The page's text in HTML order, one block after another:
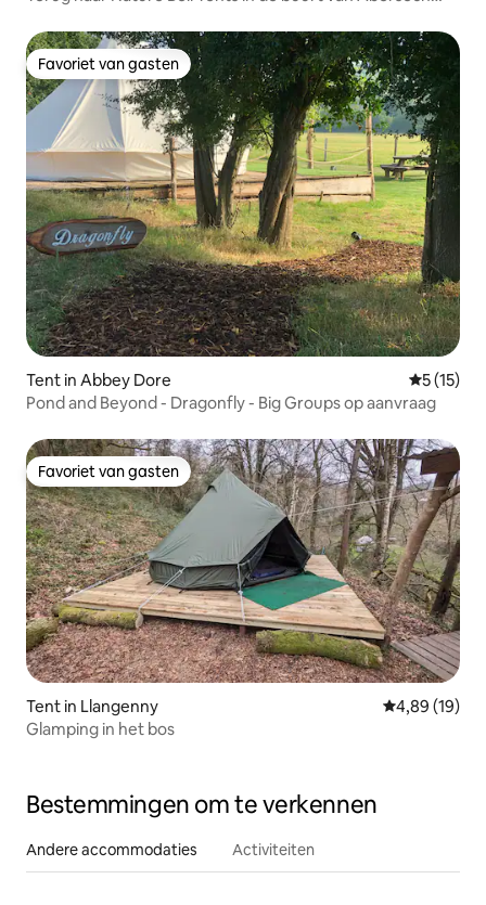
Favoriet van gasten
Favoriet van gasten
Tent in Abbey Dore
5 (15)
Pond and Beyond - Dragonfly - Big Groups op aanvraag
Favoriet van gasten
Favoriet van gasten
Tent in Llangenny Gemiddelde
4,89 (19)
Glamping in het bos
Bestemmingen om te verkennen
Andere accommodaties Activiteiten